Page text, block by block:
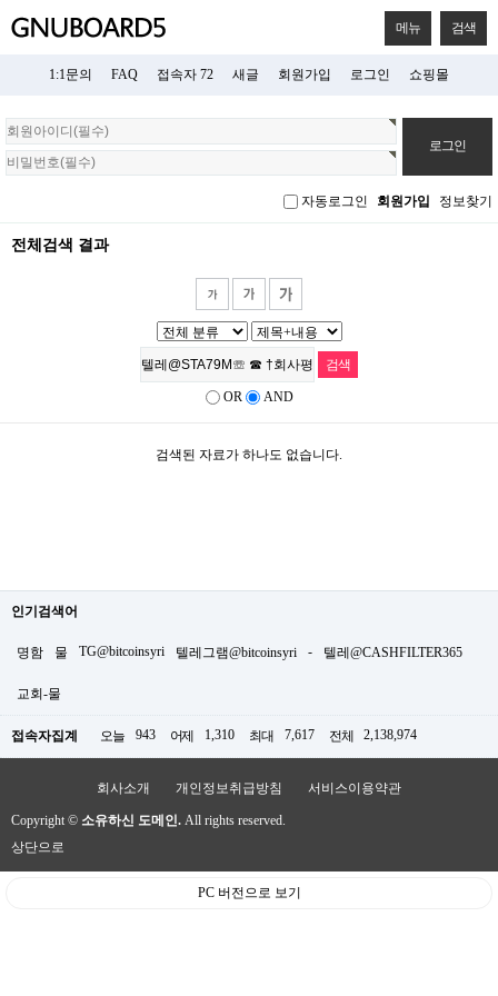
메뉴 검색
1:1문의 FAQ 접속자 72 새글 회원가입 로그인 쇼핑몰
회
원
로
자동로그인 회원가입 정보찾기
전체검색 결과
OR AND
검색된 자료가 하나도 없습니다.
인기검색어
명함 물 TG@bitcoinsyri 텔레그램@bitcoinsyri - 텔레@CASHFILTER365
교회-물
접속자집계 오늘 943 어제 1,310 최대 7,617 전체 2,138,974
회사소개 개인정보취급방침 서비스이용약관
Copyright © 소유하신 도메인. All rights reserved.
상단으로
PC 버전으로 보기